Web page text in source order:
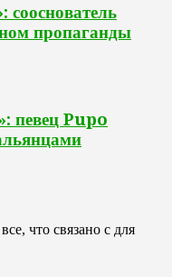
сооснователь
пропаганды
певец Pupo
что связано с для